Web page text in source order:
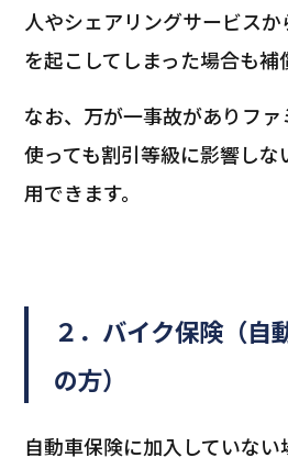
人やシェアリングサービス
を起こしてしまった場合も補
なお、万が一事故がありフ
使っても割引等級に影響しな
用できます。
２．バイク保険（自
の方）
自動車保険に加入していな